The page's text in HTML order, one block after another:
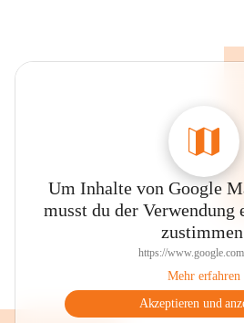
Um Inhalte von Google
musst du der Verwendung
https://
Mehr erfahren
Akzeptieren und